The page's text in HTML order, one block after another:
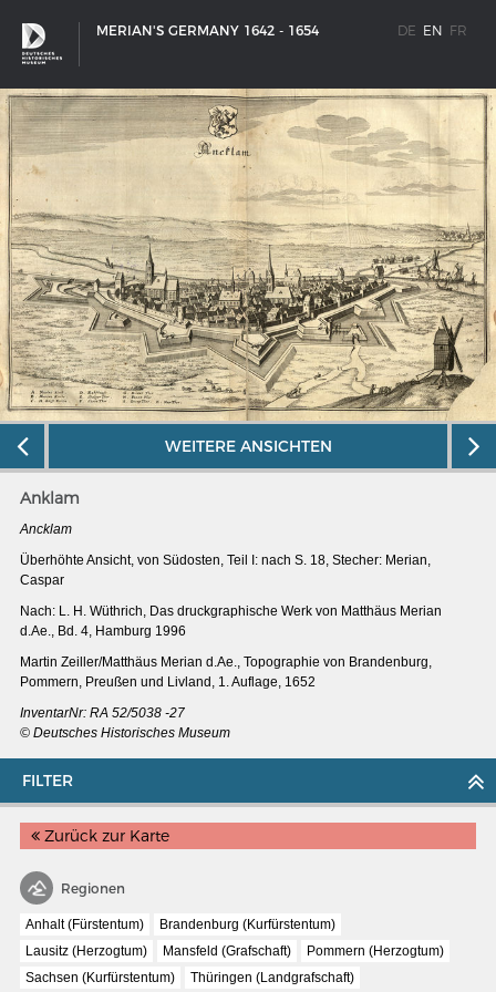
MERIAN'S GERMANY 1642 - 1654 DE EN FR
Milestones in the history of European shipbuilding
MERIAN'S GERMANY 1642 - 1654
Interaktive Karte
Image gallery
Imprint
FILTER
Zurück zur Karte
Regionen
Anhalt (Fürstentum)
Brandenburg (Kurfürstentum)
Lausitz (Herzogtum)
Mansfeld (Grafschaft)
Pommern (Herzogtum)
Sachsen (Kurfürstentum)
Thüringen (Landgrafschaft)
WEITERE ANSICHTEN
Anklam
Ancklam
Überhöhte Ansicht, von Südosten, Teil I: nach S. 18, Stecher: Merian,
Caspar
Nach: L. H. Wüthrich, Das druckgraphische Werk von Matthäus Merian
d.Ae., Bd. 4, Hamburg 1996
Martin Zeiller/Matthäus Merian d.Ae., Topographie von Brandenburg,
Pommern, Preußen und Livland, 1. Auflage, 1652
InventarNr: RA 52/5038 -27
© Deutsches Historisches Museum